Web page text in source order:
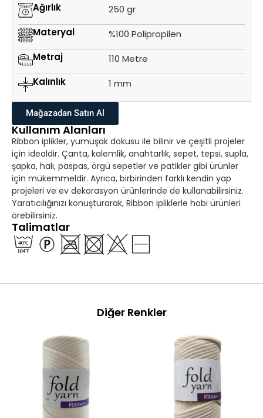
Ağırlık
250 gr
Materyal
%100 Polipropilen
Metraj
110 Metre
Kalınlık
1 mm
Mağazadan Satın Al
Kullanım Alanları
Ribbon iplikler, yumuşak dokusu ile bilinir ve çeşitli projeler
için idealdir. Çanta, kalemlik, anahtarlık, sepet, tepsi, supla,
şapka, halı, paspas, örgü sepetler ve patikler gibi ürünler
için mükemmeldir. Ayrıca, birbirinden farklı kendin yap
projeleri ve ev dekorasyon ürünlerinde de kullanabilirsiniz.
Yaratıcılığınızı konuşturarak, Ribbon ipliklerle hobi ürünleri
örebilirsiniz.
Talimatlar
Diğer Renkler